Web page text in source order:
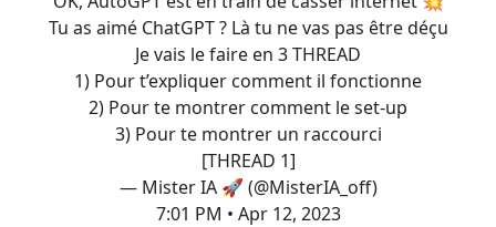
Tu as aimé ChatGPT ? Là tu ne vas pas être déçu
Je vais le faire en 3 THREAD
1) Pour t’expliquer comment il fonctionne
2) Pour te montrer comment le set-up
3) Pour te montrer un raccourci
[THREAD 1]
— Mister IA 🚀 (@MisterIA_off)
7:01 PM • Apr 12, 2023